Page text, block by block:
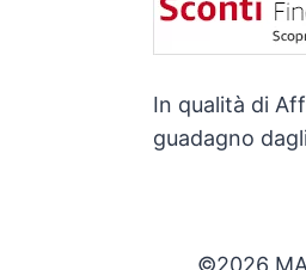
In qualità di
guadagno
©2026